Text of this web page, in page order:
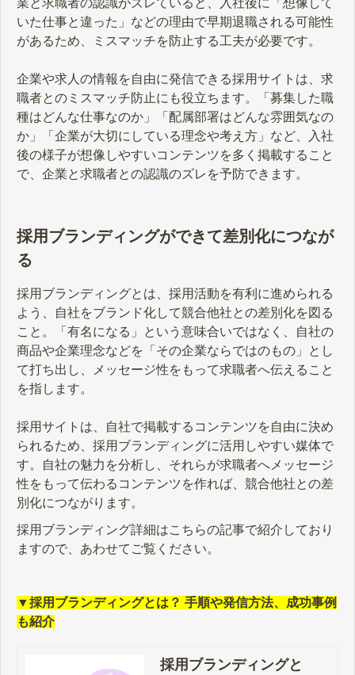
業と求職者の認識がズレていると、入社後に「想像して
いた仕事と違った」などの理由で早期退職される可能性
があるため、ミスマッチを防止する工夫が必要です。
企業や求人の情報を自由に発信できる採用サイトは、求
職者とのミスマッチ防止にも役立ちます。「募集した職
種はどんな仕事なのか」「配属部署はどんな雰囲気なの
か」「企業が大切にしている理念や考え方」など、入社
後の様子が想像しやすいコンテンツを多く掲載すること
で、企業と求職者との認識のズレを予防できます。
採用ブランディングができて差別化につなが
る
採用ブランディングとは、採用活動を有利に進められる
よう、自社をブランド化して競合他社との差別化を図る
こと。「有名になる」という意味合いではなく、自社の
商品や企業理念などを「その企業ならではのもの」とし
て打ち出し、メッセージ性をもって求職者へ伝えること
を指します。
採用サイトは、自社で掲載するコンテンツを自由に決め
られるため、採用ブランディングに活用しやすい媒体で
す。自社の魅力を分析し、それらが求職者へメッセージ
性をもって伝わるコンテンツを作れば、競合他社との差
別化につながります。
採用ブランディング詳細はこちらの記事で紹介しており
ますので、あわせてご覧ください。
▼採用ブランディングとは？ 手順や発信方法、成功事例
も紹介
採用ブランディングと